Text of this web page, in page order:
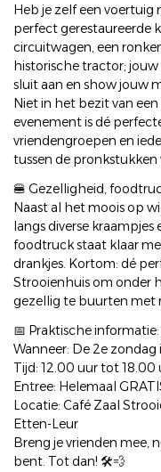
Heb je zelf een voertuig
perfect gerestaureerde
circuitwagen, een
historische tractor; jouw
sluit aan en show jouw
Niet in het bezit van
evenement is dé
vriendengroepen en
tussen de pronkstukken
🍔 Gezelligheid,
Naast al het moois op
langs diverse kraampjes
foodtruck staat klaar
drankjes. Kortom: dé
Strooienhuis om onder
gezellig te buurten met
📅 Praktische informatie:
Wanneer: De 2e
Tijd: 12.00 uur tot 18.00
Entree: Helemaal
Locatie: Café Zaal
Etten-Leur
Breng je vrienden mee,
bent. Tot dan! 🛠️💨